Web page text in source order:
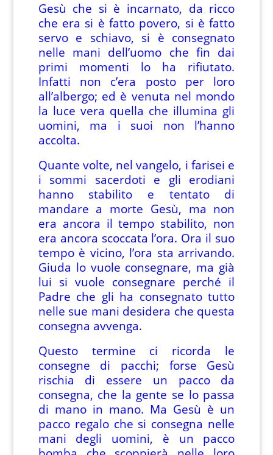
Gesù che si è incarnato, da ricco
che era si è fatto povero, si è fatto
servo e schiavo, si è consegnato
nelle mani dell’uomo che fin dai
primi momenti lo ha rifiutato.
Infatti non c’era posto per loro
all’albergo; ed è venuta nel mondo
la luce vera quella che illumina gli
uomini, ma i suoi non l’hanno
accolta.
Quante volte, nel vangelo, i farisei e
i sommi sacerdoti e gli erodiani
hanno stabilito e tentato di
mandare a morte Gesù, ma non
era ancora il tempo stabilito, non
era ancora scoccata l’ora. Ora il suo
tempo è vicino, l’ora sta arrivando.
Giuda lo vuole consegnare, ma già
lui si vuole consegnare perché il
Padre che gli ha consegnato tutto
nelle sue mani desidera che questa
consegna avvenga.
Questo termine ci ricorda le
consegne di pacchi; forse Gesù
rischia di essere un pacco da
consegna, che la gente se lo passa
di mano in mano. Ma Gesù è un
pacco regalo che si consegna nelle
mani degli uomini, è un pacco